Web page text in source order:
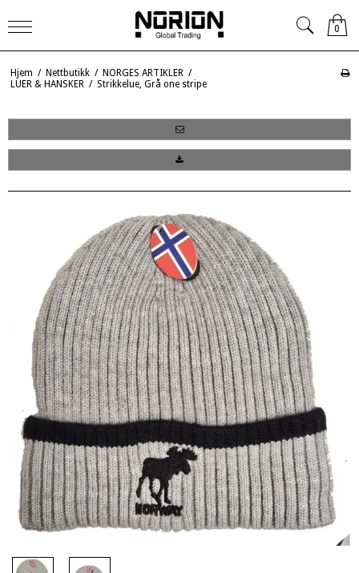
0
Hjem / Nettbutikk / NORGES ARTIKLER /
LUER & HANSKER / Strikkelue, Grå one stripe